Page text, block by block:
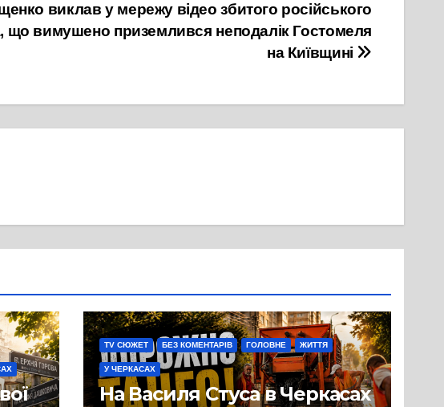
виклав у мережу відео збитого російського
що вимушено приземлився неподалік Гостомеля
на Київщині
TV СЮЖЕТ БЕЗ КОМЕНТАРІВ ГОЛОВНЕ ЖИТТЯ
У ЧЕРКАСАХ
На Василя Стуса в Черкасах